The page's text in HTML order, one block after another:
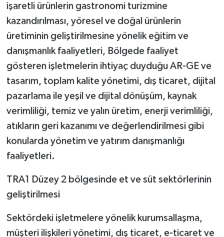
işaretli ürünlerin gastronomi turizmine
kazandırılması, yöresel ve doğal ürünlerin
üretiminin geliştirilmesine yönelik eğitim ve
danışmanlık faaliyetleri, Bölgede faaliyet
gösteren işletmelerin ihtiyaç duyduğu AR-GE ve
tasarım, toplam kalite yönetimi, dış ticaret, dijital
pazarlama ile yeşil ve dijital dönüşüm, kaynak
verimliliği, temiz ve yalın üretim, enerji verimliliği,
atıkların geri kazanımı ve değerlendirilmesi gibi
konularda yönetim ve yatırım danışmanlığı
faaliyetleri.
TRA1 Düzey 2 bölgesinde et ve süt sektörlerinin
geliştirilmesi
Sektördeki işletmelere yönelik kurumsallaşma,
müşteri ilişkileri yönetimi, dış ticaret, e-ticaret ve